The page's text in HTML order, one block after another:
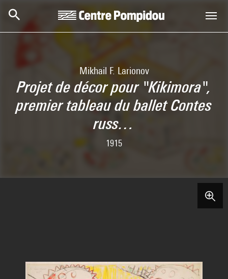
Centre Pompidou
Mikhail F. Larionov
Projet de décor pour "Kikimora",
premier tableau du ballet Contes
russ…
1915